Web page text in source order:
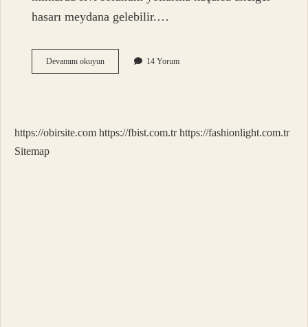
hasarı meydana gelebilir.…
Devamını okuyunPas
Vücuda
14 Yorum
https://obirsite.com https://fbist.com.tr https://fashionlight.com.tr
Sitemap